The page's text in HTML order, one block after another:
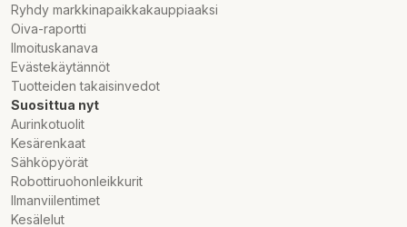
Ryhdy markkinapaikkakauppiaaksi
Oiva-raportti
Ilmoituskanava
Evästekäytännöt
Tuotteiden takaisinvedot
Suosittua nyt
Aurinkotuolit
Kesärenkaat
Sähköpyörät
Robottiruohonleikkurit
Ilmanviilentimet
Kesälelut